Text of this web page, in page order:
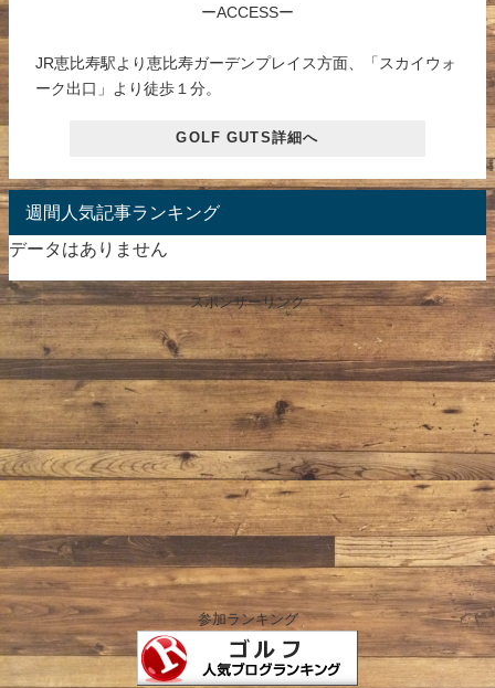
ーACCESSー
JR恵比寿駅より恵比寿ガーデンプレイス方面、「スカイウォ
ーク出口」より徒歩１分。
GOLF GUTS詳細へ
週間人気記事ランキング
データはありません
スポンサーリンク
参加ランキング